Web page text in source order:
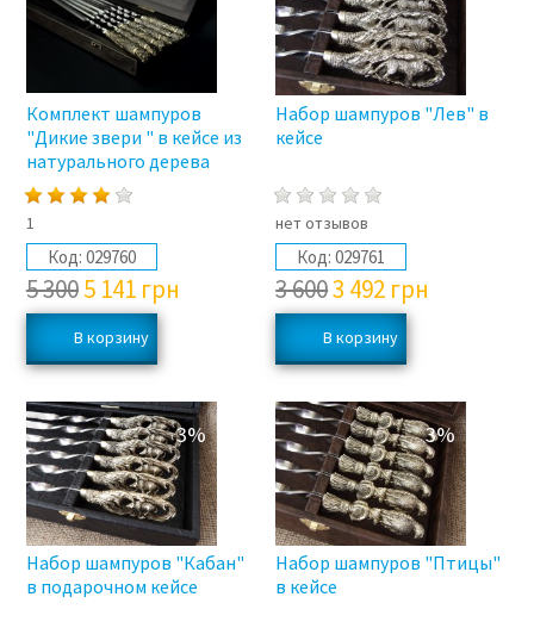
Комплект шампуров
"Дикие звери " в кейсе из
натурального дерева
1
Код: 029760
5 3005 141 грн
Набор шампуров "Лев" в
кейсе
нет отзывов
Код: 029761
3 6003 492 грн
3%
Набор шампуров "Кабан"
в подарочном кейсе
3%
Набор шампуров "Птицы"
в кейсе